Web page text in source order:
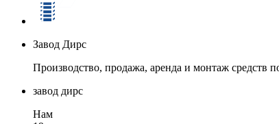
Завод Дирс
Производство, продажа, аренда и монтаж средств
завод дирс
Нам